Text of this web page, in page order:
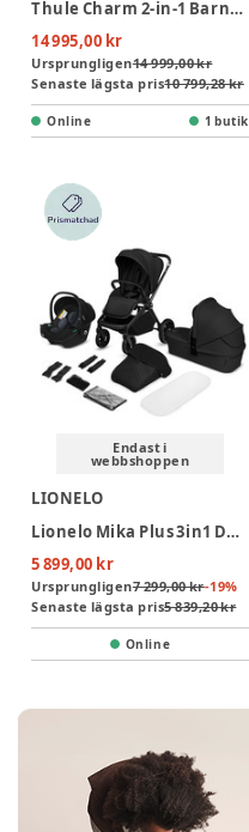
Thule Charm 2-in-1 Barnvagn - Faded Khaki
14 995,00 kr
Ursprungligen14 999,00 kr
Senaste lägsta pris10 799,28 kr
Online 1 butik
Endast i
webbshoppen
LIONELO
Lionelo Mika Plus 3in1 Duovagn - Black Onyx
5 899,00 kr
Ursprungligen7 299,00 kr-19%
Senaste lägsta pris5 839,20 kr
Online